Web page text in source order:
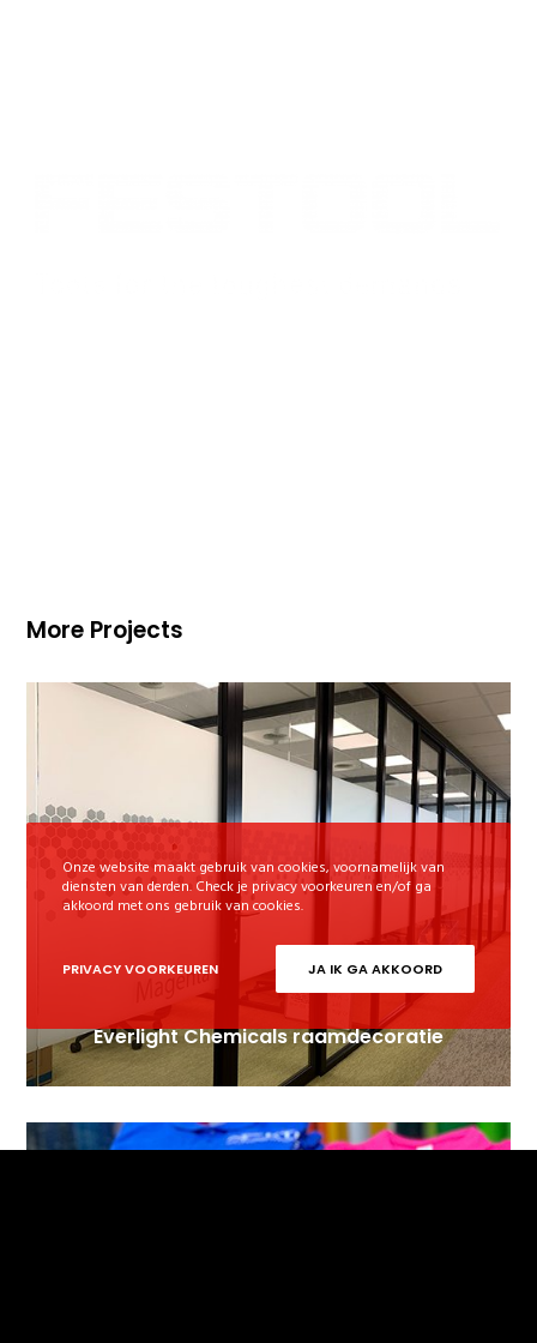
More Projects
Everlight Chemicals raamdecoratie
Onze website maakt gebruik van cookies, voornamelijk van
diensten van derden. Check je privacy voorkeuren en/of ga
akkoord met ons gebruik van cookies.
PRIVACY VOORKEUREN JA IK GA AKKOORD